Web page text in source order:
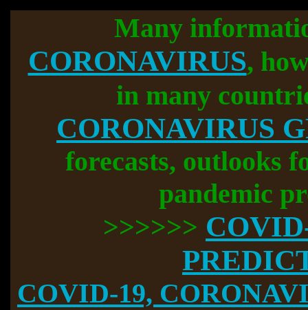
Many
CORONAVIRUS,
in many
CORONAVIRUS
forecasts, outlooks
pandemic
>>>>>>
COVID-19,